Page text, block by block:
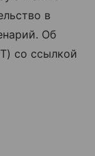
в
Об
со ссылкой